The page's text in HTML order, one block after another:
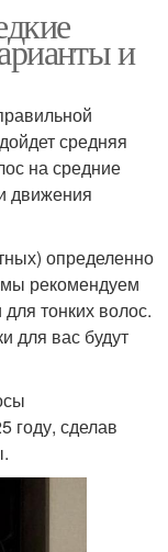
и
средняя
на средние
движения
определенно
рекомендуем
тонких волос.
для вас будут
году, сделав